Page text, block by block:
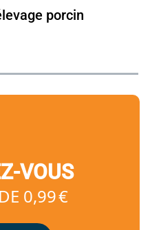
porcin
VOUS
0,99 €